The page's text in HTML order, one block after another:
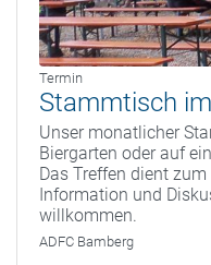
Termin
Stammtisch
Unser monatlicher
Biergarten oder auf
Das Treffen dient
Information und
willkommen.
ADFC Bamberg